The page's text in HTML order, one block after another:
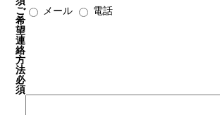
ご
希
望
連
絡
方
法
必
須
メール 電話